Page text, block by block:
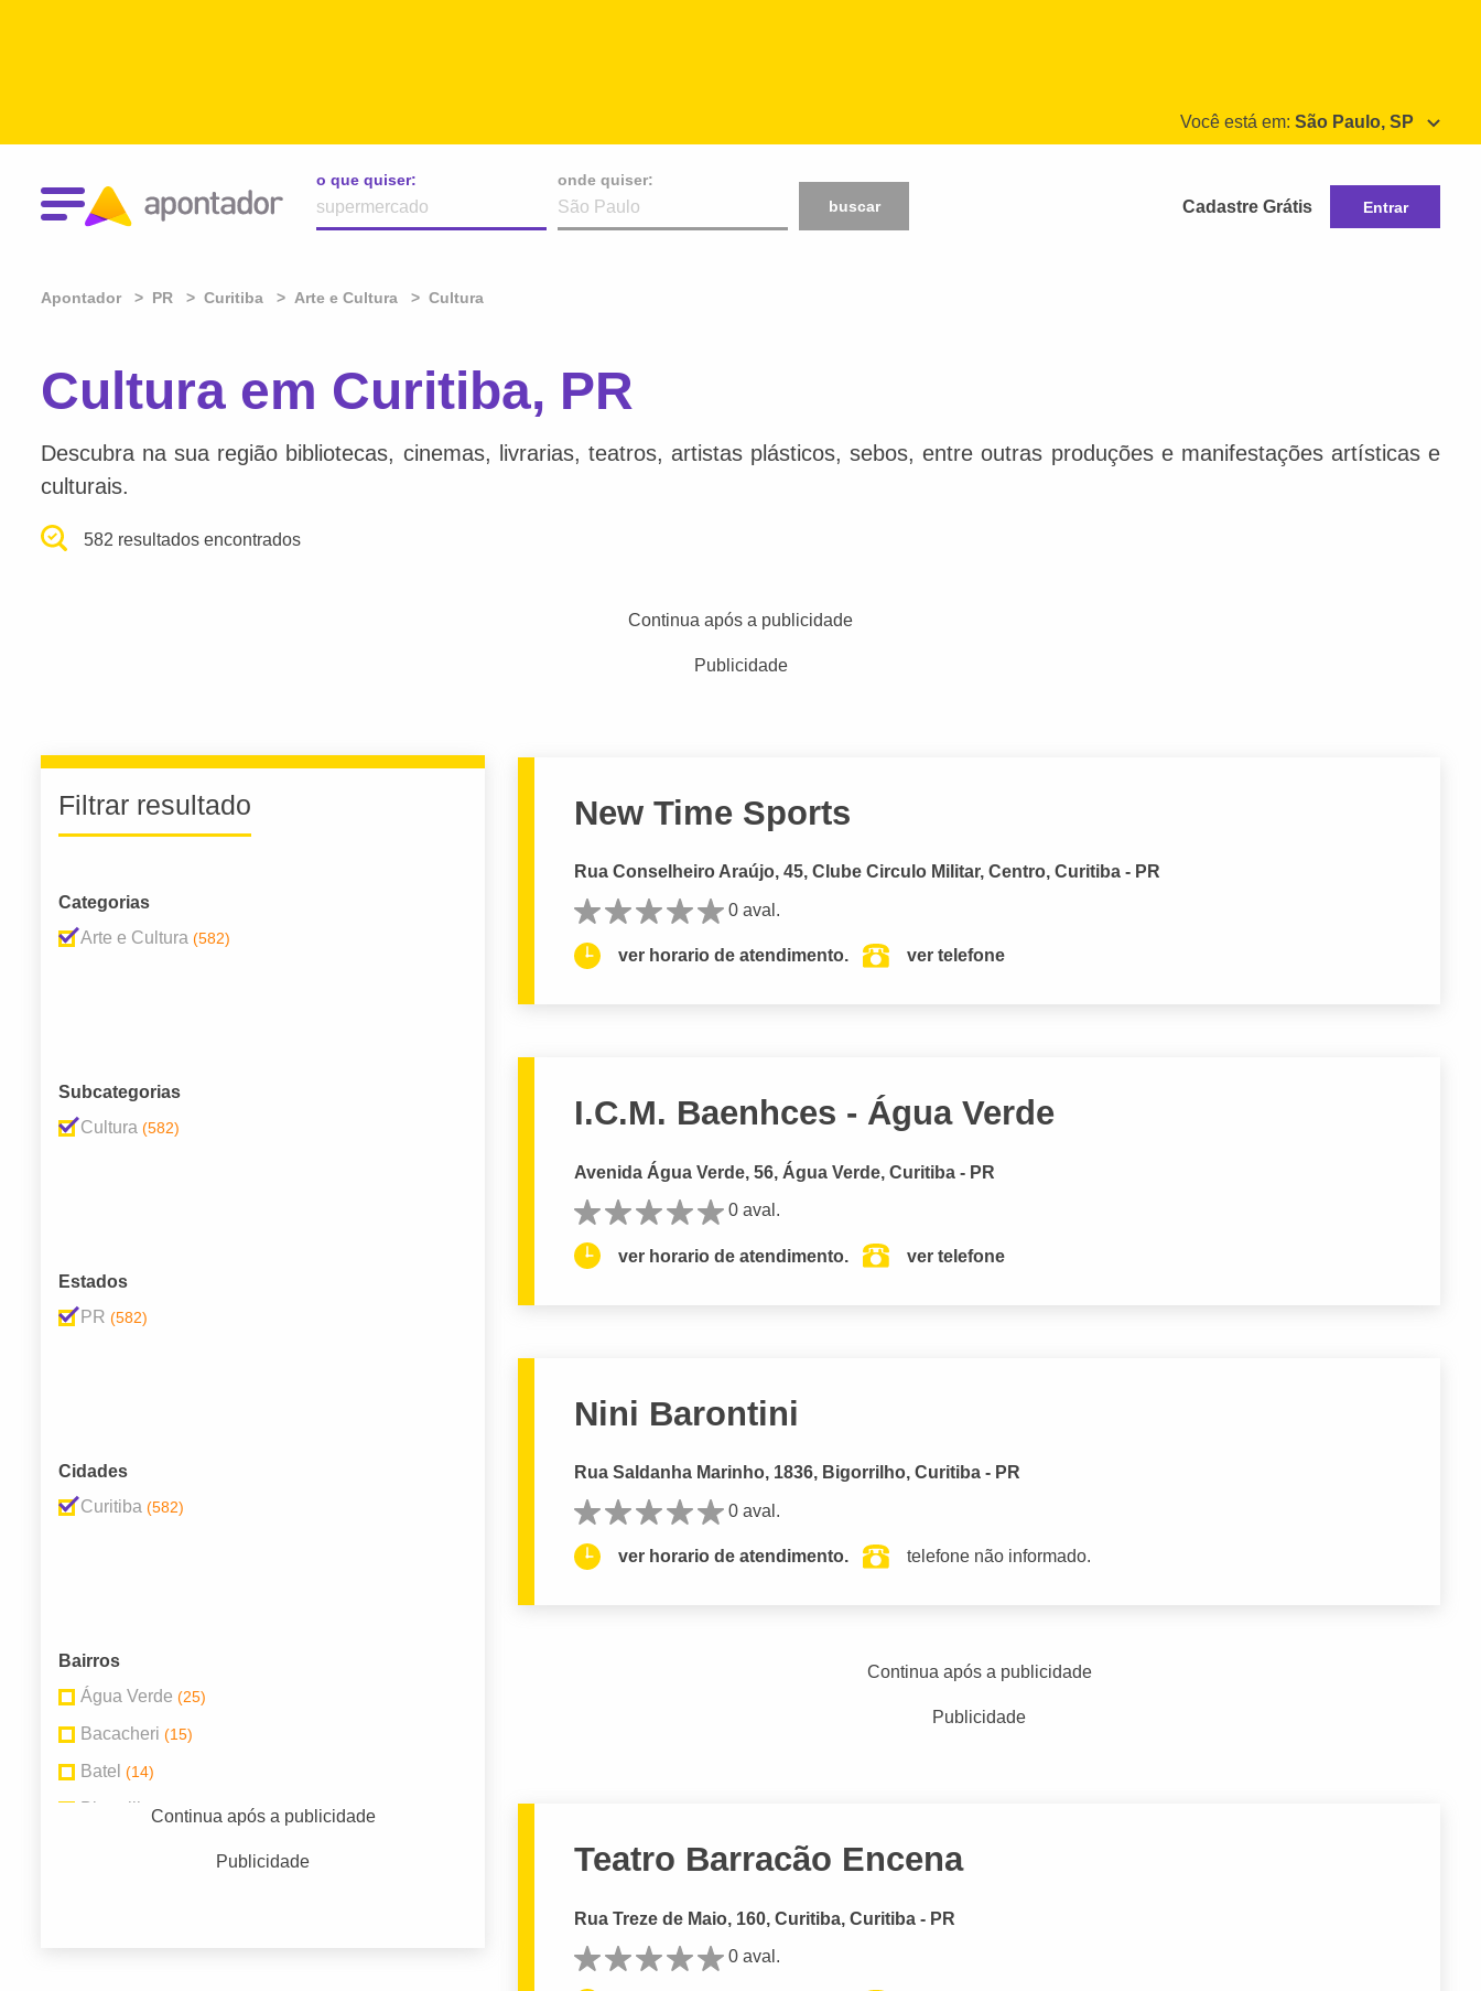
Você está em: São Paulo, SP
o que quiser:
onde quiser:
buscar
Cadastre Grátis Entrar
Apontador PR Curitiba Arte e Cultura Cultura
Cultura em Curitiba, PR
Descubra na sua região bibliotecas, cinemas, livrarias, teatros, artistas plásticos, sebos, entre outras produções e manifestações artísticas e
culturais.
582 resultados encontrados
Continua após a publicidade
Publicidade
Filtrar resultado
Categorias
Arte e Cultura (582)
Subcategorias
Cultura (582)
Estados
PR (582)
Cidades
Curitiba (582)
Bairros
Água Verde (25)
Bacacheri (15)
Batel (14)
Bigorrilho(18)
Continua após a publicidade
Publicidade
New Time Sports
Rua Conselheiro Araújo, 45, Clube Circulo Militar, Centro, Curitiba - PR
0 aval.
ver horario de atendimento. ver telefone
I.C.M. Baenhces - Água Verde
Avenida Água Verde, 56, Água Verde, Curitiba - PR
0 aval.
ver horario de atendimento. ver telefone
Nini Barontini
Rua Saldanha Marinho, 1836, Bigorrilho, Curitiba - PR
0 aval.
ver horario de atendimento. telefone não informado.
Continua após a publicidade
Publicidade
Teatro Barracão Encena
Rua Treze de Maio, 160, Curitiba, Curitiba - PR
0 aval.